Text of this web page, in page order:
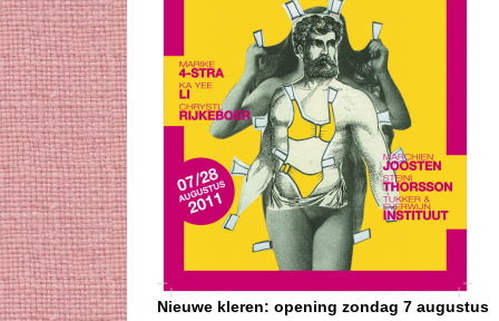
Nieuwe kleren: opening zondag 7 augustus